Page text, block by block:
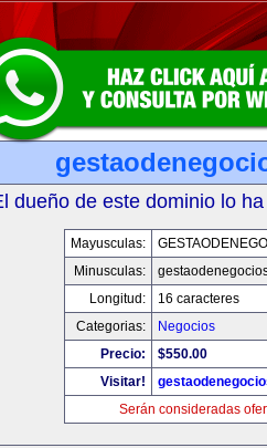
dueño de este dominio lo
Mayusculas:
Minusculas:
Longitud:
16 caracteres
Categorias:
Negocios
Precio:
$550.00
Visitar!
Serán consideradas